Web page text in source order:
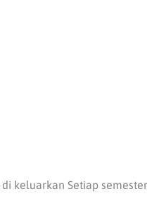
keluarkan Setiap